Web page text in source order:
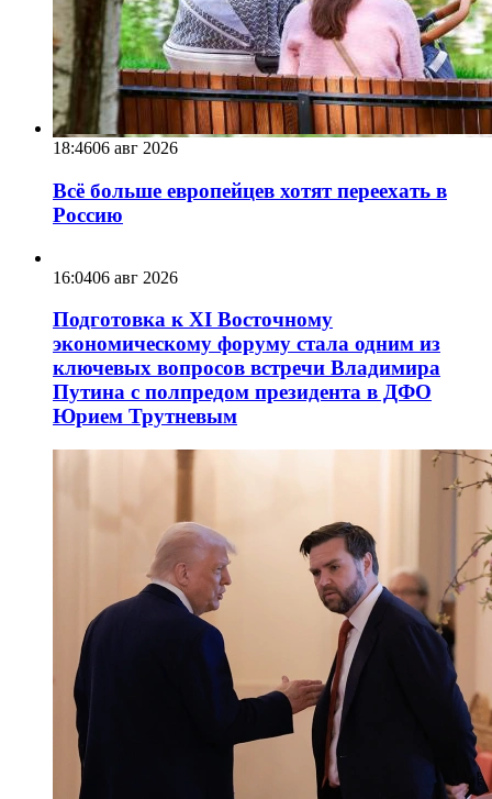
18:4606 авг 2026
Всё больше европейцев хотят переехать в
Россию
16:0406 авг 2026
Подготовка к XI Восточному
экономическому форуму стала одним из
ключевых вопросов встречи Владимира
Путина с полпредом президента в ДФО
Юрием Трутневым